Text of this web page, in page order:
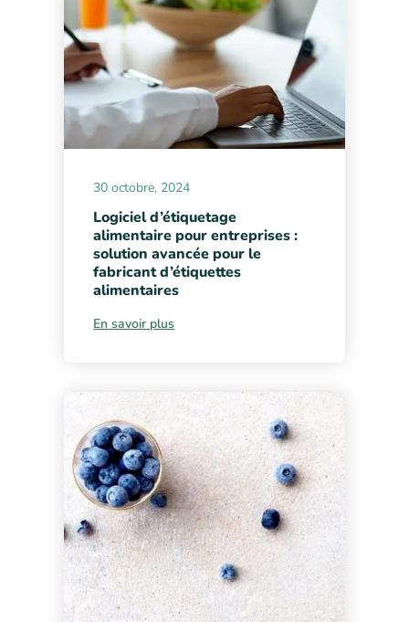
30 octobre, 2024
Logiciel d’étiquetage
alimentaire pour entreprises :
solution avancée pour le
fabricant d’étiquettes
alimentaires
En savoir plus